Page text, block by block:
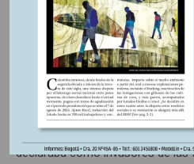
según la cual se dispuso que en
baldío, el ocupante debería
posesión, mediante la exhibición
traspaso de baldío nacional a
2004). Dado que la mayoría de
ocupantes de baldíos no tenían
declaraba como invasores de las